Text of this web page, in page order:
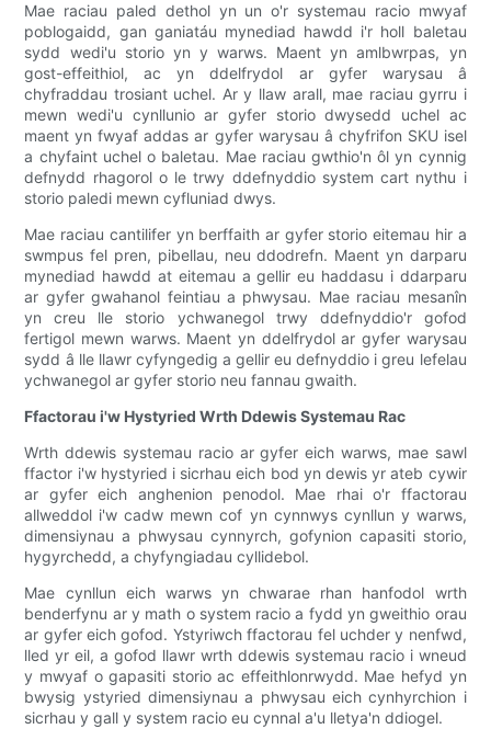
Mae raciau paled dethol yn un o'r systemau racio mwyaf
poblogaidd, gan ganiatáu mynediad hawdd i'r holl baletau
sydd wedi'u storio yn y warws. Maent yn amlbwrpas, yn
gost-effeithiol, ac yn ddelfrydol ar gyfer warysau â
chyfraddau trosiant uchel. Ar y llaw arall, mae raciau gyrru i
mewn wedi'u cynllunio ar gyfer storio dwysedd uchel ac
maent yn fwyaf addas ar gyfer warysau â chyfrifon SKU isel
a chyfaint uchel o baletau. Mae raciau gwthio'n ôl yn cynnig
defnydd rhagorol o le trwy ddefnyddio system cart nythu i
storio paledi mewn cyfluniad dwys.
Mae raciau cantilifer yn berffaith ar gyfer storio eitemau hir a
swmpus fel pren, pibellau, neu ddodrefn. Maent yn darparu
mynediad hawdd at eitemau a gellir eu haddasu i ddarparu
ar gyfer gwahanol feintiau a phwysau. Mae raciau mesanîn
yn creu lle storio ychwanegol trwy ddefnyddio'r gofod
fertigol mewn warws. Maent yn ddelfrydol ar gyfer warysau
sydd â lle llawr cyfyngedig a gellir eu defnyddio i greu lefelau
ychwanegol ar gyfer storio neu fannau gwaith.
Ffactorau i'w Hystyried Wrth Ddewis Systemau Rac
Wrth ddewis systemau racio ar gyfer eich warws, mae sawl
ffactor i'w hystyried i sicrhau eich bod yn dewis yr ateb cywir
ar gyfer eich anghenion penodol. Mae rhai o'r ffactorau
allweddol i'w cadw mewn cof yn cynnwys cynllun y warws,
dimensiynau a phwysau cynnyrch, gofynion capasiti storio,
hygyrchedd, a chyfyngiadau cyllidebol.
Mae cynllun eich warws yn chwarae rhan hanfodol wrth
benderfynu ar y math o system racio a fydd yn gweithio orau
ar gyfer eich gofod. Ystyriwch ffactorau fel uchder y nenfwd,
lled yr eil, a gofod llawr wrth ddewis systemau racio i wneud
y mwyaf o gapasiti storio ac effeithlonrwydd. Mae hefyd yn
bwysig ystyried dimensiynau a phwysau eich cynhyrchion i
sicrhau y gall y system racio eu cynnal a'u lletya'n ddiogel.